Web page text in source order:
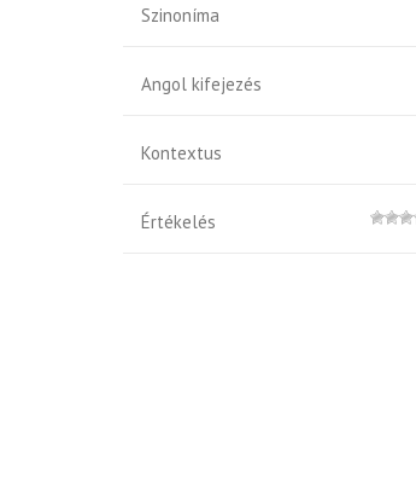
Szinoníma
Angol kifejezés
Kontextus
Értékelés